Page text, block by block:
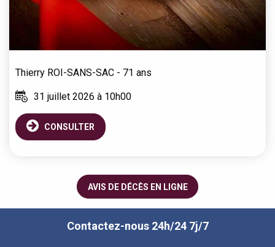
Thierry ROI-SANS-SAC - 71 ans
31 juillet 2026 à 10h00
CONSULTER
AVIS DE DÉCÈS EN LIGNE
Contactez-nous 24h/24 7j/7